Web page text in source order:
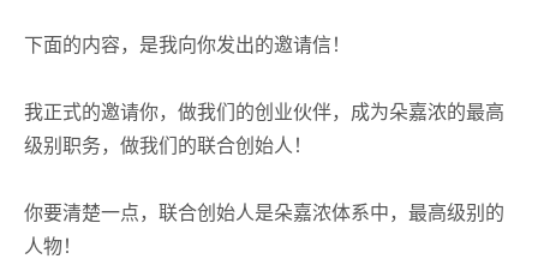
下面的内容，是我向你发出的邀请信！
我正式的邀请你，做我们的创业伙伴，成为朵嘉浓的最高
级别职务，做我们的联合创始人 ！
你要清楚一点，联合创始人是朵嘉浓体系中， 最高级别的
人物！